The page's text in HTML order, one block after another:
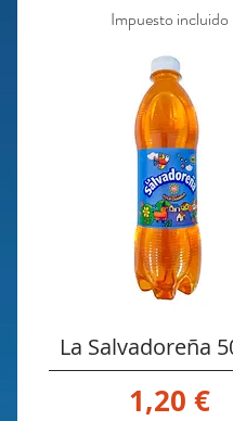
Impuesto incluido
La Salvadoreña
Precio
1,20 €